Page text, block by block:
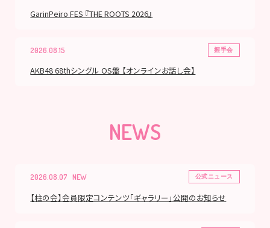
GarinPeiro FES 『THE ROOTS 2026』
2026.08.15 握手会
AKB48 68thシングル OS盤 【オンラインお話し会】
NEWS
2026.08.07 公式ニュース
【柱の会】会員限定コンテンツ「ギャラリー」公開のお知らせ